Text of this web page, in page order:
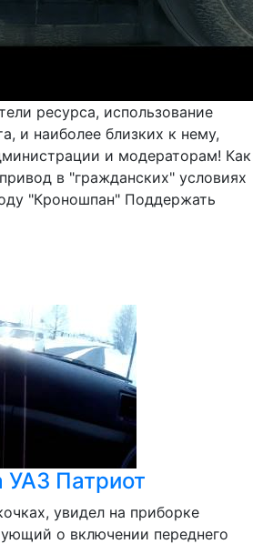
ресурса, использование
и наиболее близких к нему,
и модераторам! Как
в "гражданских" условиях
"Кроношпан" Поддержать
УАЗ Патриот
увидел на приборке
о включении переднего